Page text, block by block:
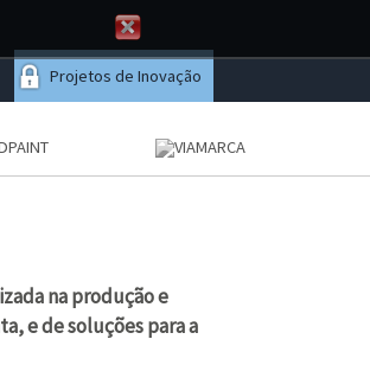
Projetos de Inovação
na produção e
e de soluções para a